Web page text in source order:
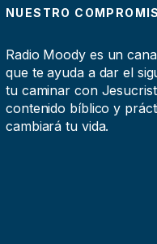
NUESTRO
Radio Moody es un
que te ayuda a dar el
tu caminar con
contenido bíblico y
cambiará tu vida.